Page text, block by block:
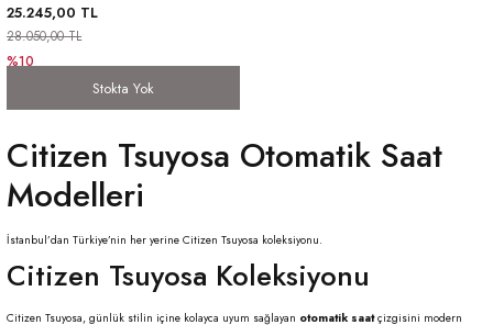
25.245,00 TL
28.050,00 TL
%10
Stokta Yok
Citizen Tsuyosa Otomatik Saat
Modelleri
İstanbul’dan Türkiye’nin her yerine Citizen Tsuyosa koleksiyonu.
Citizen Tsuyosa Koleksiyonu
Citizen Tsuyosa, günlük stilin içine kolayca uyum sağlayan otomatik saatçizgisini modern